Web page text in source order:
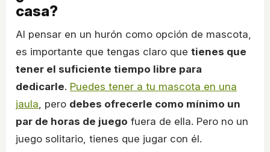
casa?
Al pensar en un hurón como opción de mascota,
es importante que tengas claro que tienes que
tener el suficiente tiempo libre para
dedicarle. Puedes tener a tu mascota en una
jaula, pero debes ofrecerle como mínimo un
par de horas de juego fuera de ella. Pero no un
juego solitario, tienes que jugar con él.